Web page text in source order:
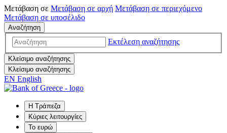
Μετάβαση σε Μετάβαση σε αρχή Μετάβαση σε περιεχόμενο
Μετάβαση σε υποσέλιδο
Αναζήτηση
Εκτέλεση αναζήτησης
Κλείσιμο αναζήτησης
Κλείσιμο αναζήτησης
EN English
Η Τράπεζα
Κύριες λειτουργίες
Το ευρώ